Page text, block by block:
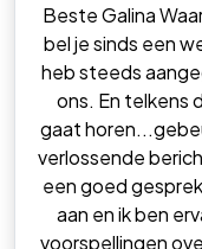
Beste Galina
bel je sinds een
heb steeds
ons. En telkens
gaat
verlossende
een goed
aan en ik ben
voorspellingen